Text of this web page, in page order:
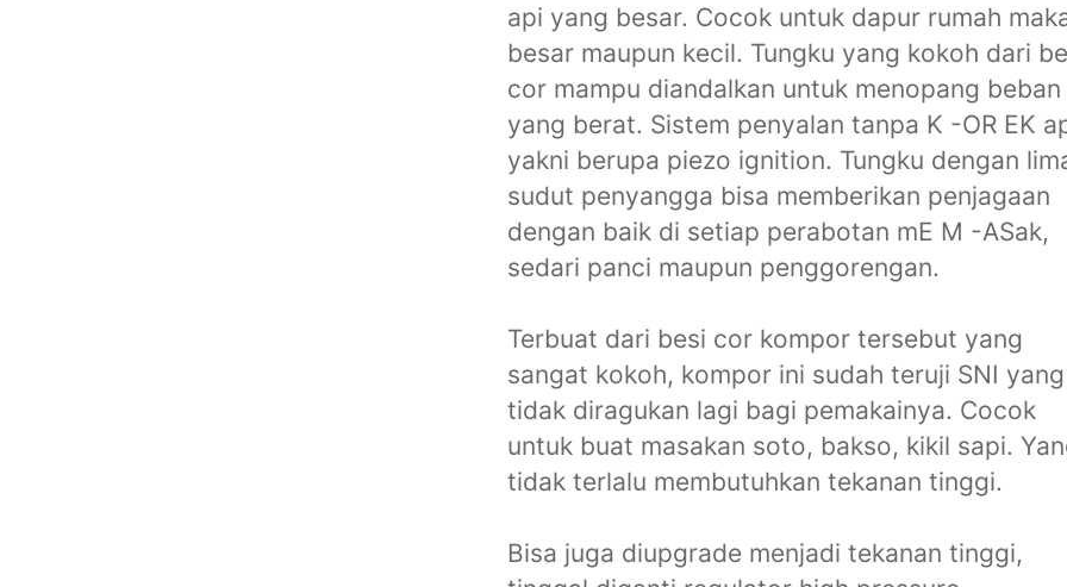
api yang besar. Cocok untuk dapur rumah
besar maupun kecil. Tungku yang kokoh dari
cor mampu diandalkan untuk menopang beban
yang berat. Sistem penyalan tanpa K -OR EK
yakni berupa piezo ignition. Tungku dengan
sudut penyangga bisa memberikan penjagaan
dengan baik di setiap perabotan mE M -ASak,
sedari panci maupun penggorengan.
Terbuat dari besi cor kompor tersebut yang
sangat kokoh, kompor ini sudah teruji SNI yang
tidak diragukan lagi bagi pemakainya. Cocok
untuk buat masakan soto, bakso, kikil sapi.
tidak terlalu membutuhkan tekanan tinggi.
Bisa juga diupgrade menjadi tekanan tinggi,